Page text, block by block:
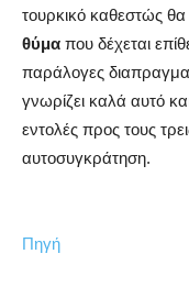
τουρκικό καθεστώς θα
θύμα που δέχεται
παράλογες
γνωρίζει καλά αυτό
εντολές προς τους
αυτοσυγκράτηση.
Πηγή